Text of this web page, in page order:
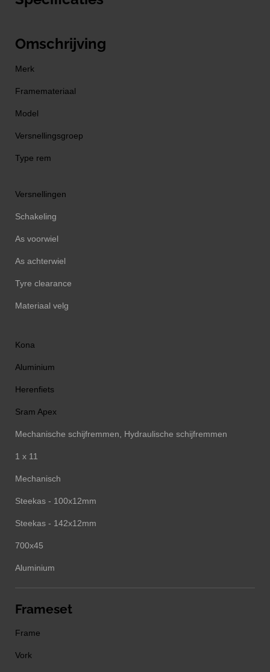
Omschrijving
Merk
Framemateriaal
Model
Versnellingsgroep
Type rem
Versnellingen
Schakeling
As voorwiel
As achterwiel
Tyre clearance
Materiaal velg
Kona
Aluminium
Herenfiets
Sram Apex
Mechanische schijfremmen, Hydraulische schijfremmen
1 x 11
Mechanisch
Steekas - 100x12mm
Steekas - 142x12mm
700x45
Aluminium
Frameset
Frame
Vork